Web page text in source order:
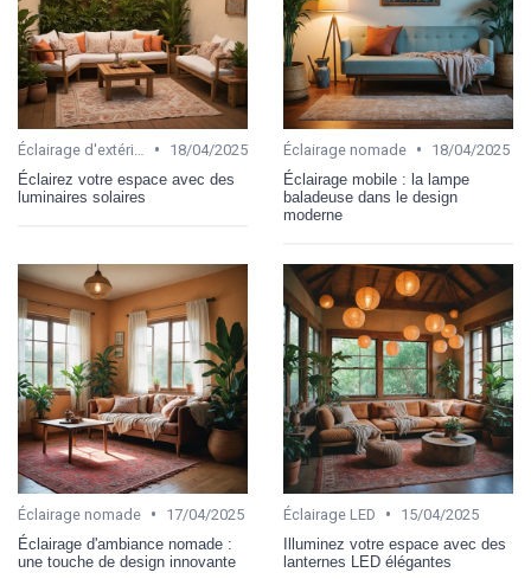
Éclairage d'extérieur •
18/04/2025
Éclairez votre espace avec des
luminaires solaires
Éclairage nomade •
18/04/2025
Éclairage mobile : la lampe
baladeuse dans le design
moderne
Éclairage nomade •
17/04/2025
Éclairage d'ambiance nomade :
une touche de design innovante
Éclairage LED •
15/04/2025
Illuminez votre espace avec des
lanternes LED élégantes